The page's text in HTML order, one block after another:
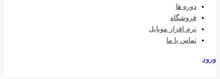
دوره ها
فروشگاه
نرم افزار موبایل
تماس با ما
ورود